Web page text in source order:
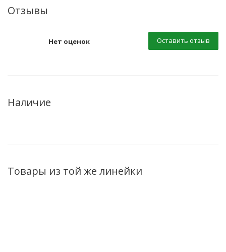
Отзывы
Нет оценок Оставить отзыв
Наличие
Товары из той же линейки